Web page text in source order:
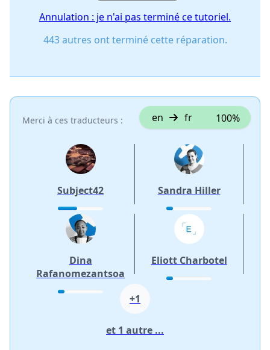
Annulation : je n'ai pas terminé ce tutoriel.
443 autres ont terminé cette réparation.
Merci à ces traducteurs : en fr 100%
Subject42 Sandra Hiller
Dina
Rafanomezantsoa
Eliott Charbotel
+1
et 1 autre ...